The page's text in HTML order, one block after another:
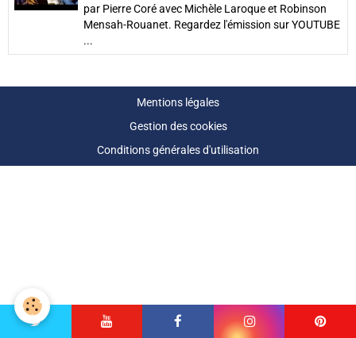
par Pierre Coré avec Michèle Laroque et Robinson
Mensah-Rouanet. Regardez l'émission sur YOUTUBE
...
Mentions légales
Gestion des cookies
Conditions générales d'utilisation